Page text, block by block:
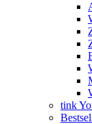
tink